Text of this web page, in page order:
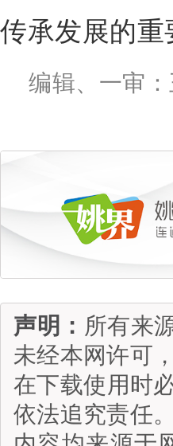
传承发展的重
编辑、一审
声明： 所有来
未经本网许可
在下载使用时
依法追究责任